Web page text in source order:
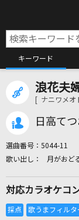
キーワード
浪花夫
[ ナニワメオ
日高て
選曲番号： 5044-11
月がおど
対応カラオケコ